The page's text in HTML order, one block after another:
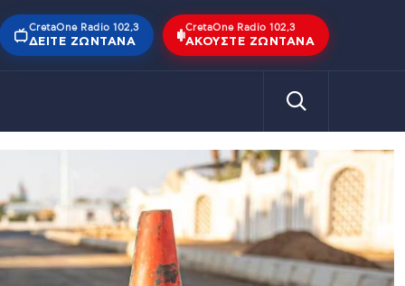
CretaOne Radio 102,3
ΔΕΊΤΕ ΖΩΝΤΑΝΆ
CretaOne Radio 102,3
ΑΚΟΎΣΤΕ ΖΩΝΤΑΝΆ